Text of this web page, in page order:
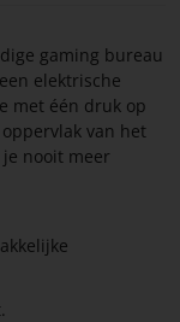
gaming bureau
elektrische
met één druk op
van het
nooit meer